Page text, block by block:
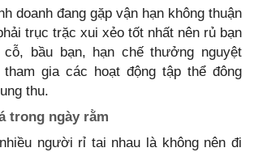
doanh đang gặp vận hạn không thuận
trục trặc xui xẻo tốt nhất nên rủ bạn
bầu bạn, hạn chế thưởng nguyệt
gia các hoạt động tập thể đông
thu.
trong ngày rằm
người rỉ tai nhau là không nên đi